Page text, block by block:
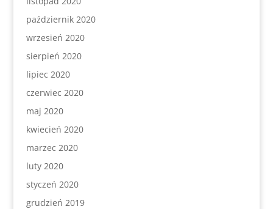
październik 2020
wrzesień 2020
sierpień 2020
lipiec 2020
czerwiec 2020
maj 2020
kwiecień 2020
marzec 2020
luty 2020
styczeń 2020
grudzień 2019